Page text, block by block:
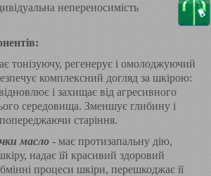
непереносимість
тонізуючу, регенерує і омолоджуючий
комплексний догляд за шкірою:
і захищає від агресивного
середовища. Зменшує глибину і
старіння.
масло - має протизапальну дію,
надає їй красивий здоровий
процеси шкіри, перешкоджає її